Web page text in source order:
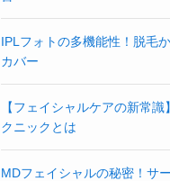
IPLフォトの多機能性！脱毛
カバー
【フェイシャルケアの新常
クニックとは
MDフェイシャルの秘密！サ